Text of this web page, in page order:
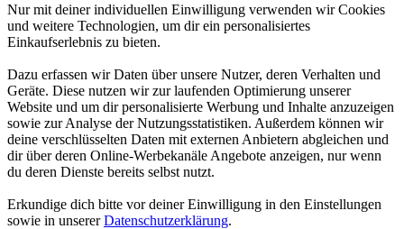
Nur mit deiner individuellen Einwilligung verwenden wir Cookies
und weitere Technologien, um dir ein personalisiertes
Einkaufserlebnis zu bieten.
Dazu erfassen wir Daten über unsere Nutzer, deren Verhalten und
Geräte. Diese nutzen wir zur laufenden Optimierung unserer
Website und um dir personalisierte Werbung und Inhalte anzuzeigen
sowie zur Analyse der Nutzungsstatistiken. Außerdem können wir
deine verschlüsselten Daten mit externen Anbietern abgleichen und
dir über deren Online-Werbekanäle Angebote anzeigen, nur wenn
du deren Dienste bereits selbst nutzt.
Erkundige dich bitte vor deiner Einwilligung in den Einstellungen
sowie in unsererDatenschutzerklärung.